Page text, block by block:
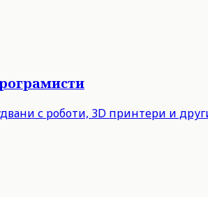
с роботи, 3D принтери и